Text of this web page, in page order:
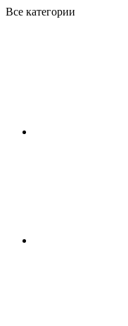
Все категории